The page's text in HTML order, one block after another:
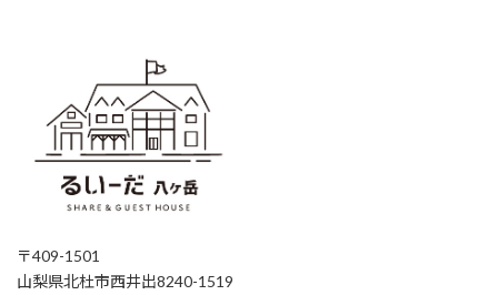
〒409-1501
山梨県北杜市西井出8240-1519